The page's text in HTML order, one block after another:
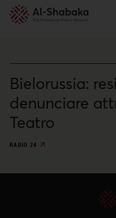
Bielorussia:
denunciare
Teatro
RADIO 24